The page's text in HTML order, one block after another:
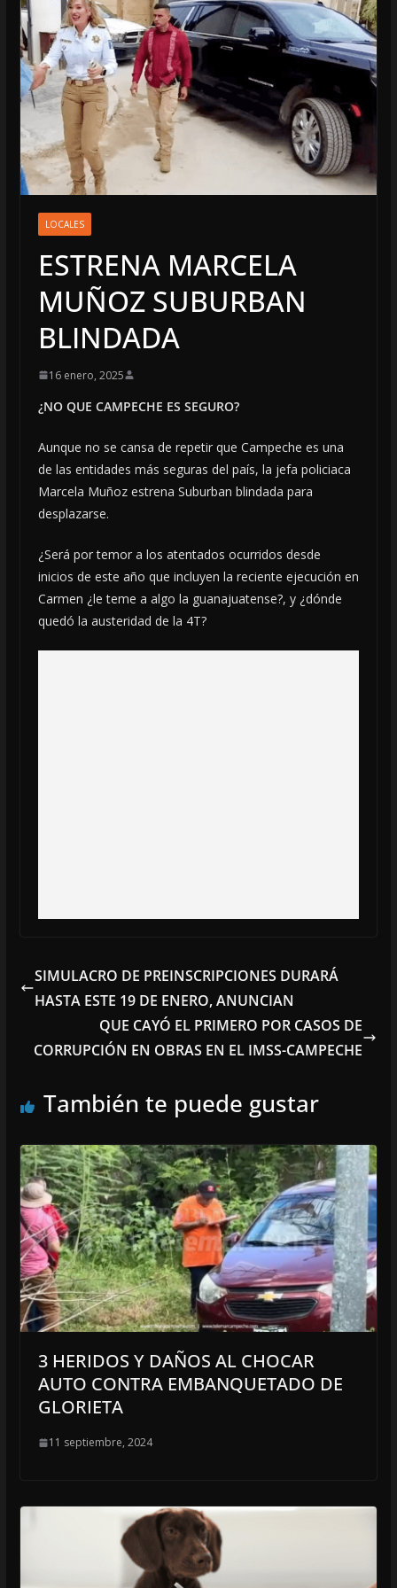
LOCALES
ESTRENA MARCELA
MUÑOZ SUBURBAN
BLINDADA
16 enero, 2025
¿NO QUE CAMPECHE ES SEGURO?
Aunque no se cansa de repetir que Campeche es una
de las entidades más seguras del país, la jefa policiaca
Marcela Muñoz estrena Suburban blindada para
desplazarse.
¿Será por temor a los atentados ocurridos desde
inicios de este año que incluyen la reciente ejecución en
Carmen ¿le teme a algo la guanajuatense?, y ¿dónde
quedó la austeridad de la 4T?
SIMULACRO DE PREINSCRIPCIONES DURARÁ
HASTA ESTE 19 DE ENERO, ANUNCIAN
QUE CAYÓ EL PRIMERO POR CASOS DE
CORRUPCIÓN EN OBRAS EN EL IMSS-CAMPECHE
También te puede gustar
3 HERIDOS Y DAÑOS AL CHOCAR
AUTO CONTRA EMBANQUETADO DE
GLORIETA
11 septiembre, 2024